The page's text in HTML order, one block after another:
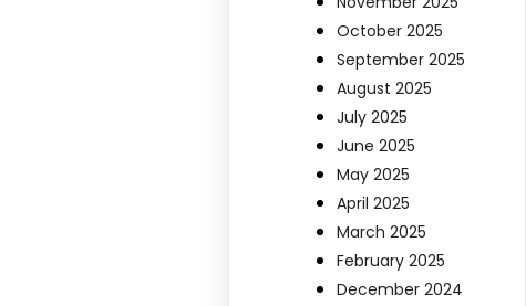
October 2025
September 2025
August 2025
July 2025
June 2025
May 2025
April 2025
March 2025
February 2025
December 2024